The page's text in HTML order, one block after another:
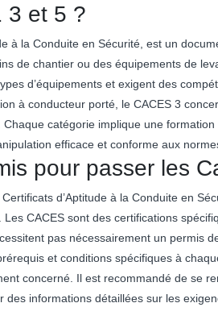
3 et 5 ?
à la Conduite en Sécurité, est un
de chantier ou des équipements de
d’équipements et exigent des
à conducteur porté, le CACES 3
catégorie implique une
efficace et conforme aux
pour passer les
d’Aptitude à la Conduite en
CACES sont des certifications
pas nécessairement un permis
et conditions spécifiques à
concerné. Il est recommandé de se
informations détaillées sur les